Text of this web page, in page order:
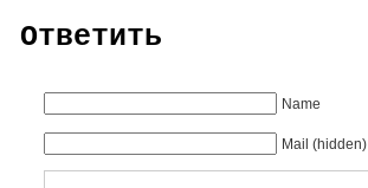
Ответить
Name
Mail (hidden)